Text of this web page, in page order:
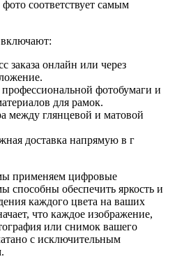
соответствует самым
заказа онлайн или через
фотобумаги и
для рамок.
между глянцевой и матовой
доставка напрямую в г
применяем цифровые
способны обеспечить яркость и
каждого цвета на ваших
что каждое изображение,
или снимок вашего
с исключительным